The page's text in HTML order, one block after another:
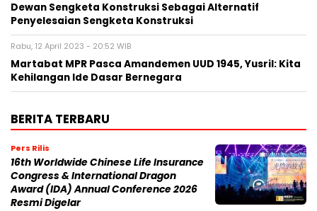
Dewan Sengketa Konstruksi Sebagai Alternatif
Penyelesaian Sengketa Konstruksi
Rabu, 12 April 2023 - 20:52 WIB
Martabat MPR Pasca Amandemen UUD 1945, Yusril: Kita
Kehilangan Ide Dasar Bernegara
BERITA TERBARU
Pers Rilis
16th Worldwide Chinese Life Insurance
Congress & International Dragon
Award (IDA) Annual Conference 2026
Resmi Digelar